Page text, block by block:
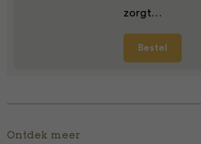
zorgt…
Bestel
Ontdek meer